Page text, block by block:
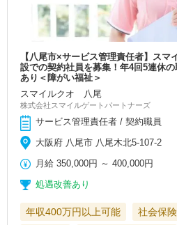
【八尾市×サービス管理責任者】ス
設での契約社員を募集！年4回5連休
あり＜障がい福祉＞
スマイルクオ 八尾
株式会社スマイルゲートパートナーズ
サービス管理責任者 / 契約職員
大阪府 八尾市 八尾木北5-107-2
月給 350,000円 ～400,000円
処遇改善あり
年収400万円以上可能 社会保